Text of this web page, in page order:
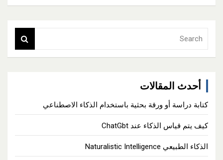
أحدث المقالات
كتابة دراسة أو ورقة بحثية باستخدام الذكاء الاصطناعي
كيف يتم قياس الذكاء عند ChatGbt
الذكاء الطبيعي Naturalistic Intelligence